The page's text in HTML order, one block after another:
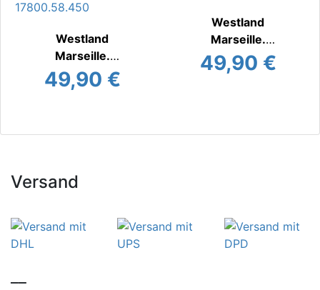
Westland
Marseille.
Hauspantoffel
49,90 €
Westland
Marseille.
Hauspantoffel
49,90 €
Versand